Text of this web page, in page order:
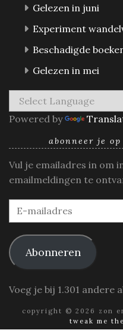
Gelezen in juni
Experiment
Beschadigde
Gelezen in mei
Powered by
abonneer je
Vul je emailadres in om
emailmeldingen te
E-
mailadres
Abonneren
Voeg je bij 1.301 andere
copyright © 2026 zon
tweak me